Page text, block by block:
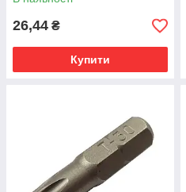
26,44 ₴
Купити